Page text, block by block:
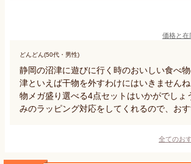
価格と在
どんどん(50代・男性)
静岡の沼津に遊びに行く時のおいしい食べ
津といえば干物を外すわけにはいきません
物メガ盛り選べる4点セットはいかがでしょ
みのラッピング対応をしてくれるので、おす
全てのお